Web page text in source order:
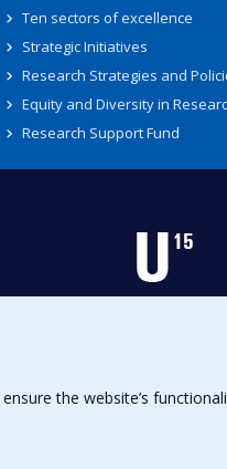
Ten sectors of excellence
Strategic Initiatives
Research Strategies and
Equity and Diversity in
Research Support Fund
the website’s